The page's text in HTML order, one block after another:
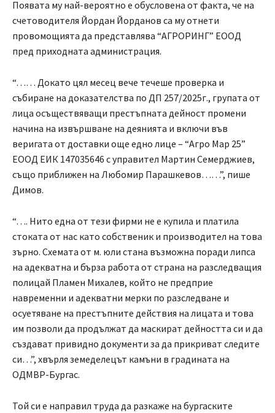
Появата му най-вероятно е обусловена от факта, че на
счетоводителя Йордан Йорданов са му отнети
провомощията да представлява “АГРОРИНГ” ЕООД
пред приходната администрация.
“…… Докато цял месец вече течеше проверка и
събиране на доказателства по ДП 257/2025г., групата от
лица осъществяващи престъпната дейност промени
начина на извършване на деянията и включи във
веригата от доставки още едно лице – “Агро Мар 25”
ЕООД ЕИК 147035646 с управител Мартин Семерджиев,
също приближен на Любомир Парашкевов……”, пише
Димов.
“…. Нито една от тези фирми не е купила и платила
стоката от нас като собственик и производител на това
зърно. Схемата от м. юли стана възможна поради липса
на адекватна и бърза работа от страна на разследващия
полицай Пламен Михалев, който не предприе
навременни и адекватни мерки по разследване и
осуетяване на престъпните действия на лицата и това
им позволи да продължат да маскират дейността си и да
създават привидно документи за да прикриват следите
си…”, хвърля земеделецът камъни в градината на
ОДМВР-Бургас.
Той си е направил труда да разкаже на бургаските